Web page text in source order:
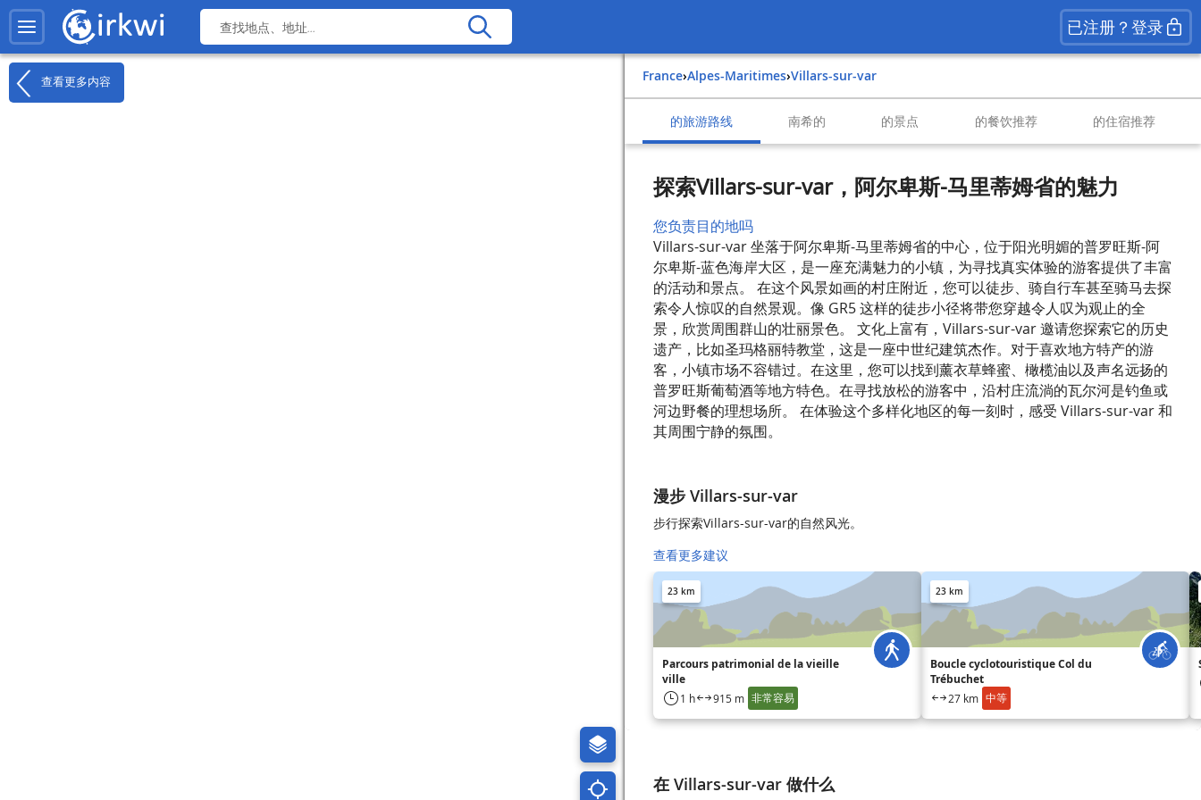
已注册？登录
查看更多内容 France› Alpes-Maritimes› Villars-sur-var
的旅游路线 南希的 的景点 的餐饮推荐 的住宿推荐
探索Villars-sur-var，阿尔卑斯-马里蒂姆省的魅力
您负责目的地吗
Villars-sur-var 坐落于阿尔卑斯-马里蒂姆省的中心，位于阳光明媚的普罗旺斯-阿
尔卑斯-蓝色海岸大区，是一座充满魅力的小镇，为寻找真实体验的游客提供了丰富
的活动和景点。 在这个风景如画的村庄附近，您可以徒步、骑自行车甚至骑马去探
索令人惊叹的自然景观。像 GR5 这样的徒步小径将带您穿越令人叹为观止的全
景，欣赏周围群山的壮丽景色。 文化上富有，Villars-sur-var 邀请您探索它的历史
遗产，比如圣玛格丽特教堂，这是一座中世纪建筑杰作。对于喜欢地方特产的游
客，小镇市场不容错过。在这里，您可以找到薰衣草蜂蜜、橄榄油以及声名远扬的
普罗旺斯葡萄酒等地方特色。在寻找放松的游客中，沿村庄流淌的瓦尔河是钓鱼或
河边野餐的理想场所。 在体验这个多样化地区的每一刻时，感受 Villars-sur-var 和
其周围宁静的氛围。
漫步 Villars-sur-var
步行探索Villars-sur-var的自然风光。
查看更多建议
23 km
Parcours patrimonial de la vieille
ville
1 h 915 m 非常容易
23 km
Boucle cyclotouristique Col du
Trébuchet
27 km 中等
在 Villars-sur-var 做什么